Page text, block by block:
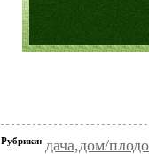
Рубрики: дача,дом/